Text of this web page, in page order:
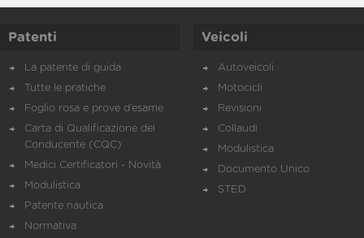
Patenti
La patente di guida
Tutte le pratiche
Foglio rosa e prove d’esame
Carta di Qualificazione del
Conducente (CQC)
Medici Certificatori - Novità
Modulistica
Patente nautica
Normativa
Veicoli
Autoveicoli
Motocicli
Revisioni
Collaudi
Modulistica
Documento Unico
STED